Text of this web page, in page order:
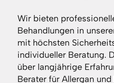
Wir bieten
Behandlungen in
mit höchsten
individueller Beratung.
über langjährige
Berater für Allergan